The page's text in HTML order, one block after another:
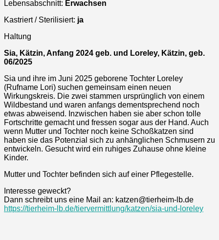
Lebensabschnitt: Erwachsen
Kastriert / Sterilisiert: ja
Haltung
Sia, Kätzin, Anfang 2024 geb. und Loreley, Kätzin, geb.
06/2025
Sia und ihre im Juni 2025 geborene Tochter Loreley
(Rufname Lori) suchen gemeinsam einen neuen
Wirkungskreis. Die zwei stammen ursprünglich von einem
Wildbestand und waren anfangs dementsprechend noch
etwas abweisend. Inzwischen haben sie aber schon tolle
Fortschritte gemacht und fressen sogar aus der Hand. Auch
wenn Mutter und Tochter noch keine Schoßkatzen sind
haben sie das Potenzial sich zu anhänglichen Schmusern zu
entwickeln. Gesucht wird ein ruhiges Zuhause ohne kleine
Kinder.
Mutter und Tochter befinden sich auf einer Pflegestelle.
Interesse geweckt?
Dann schreibt uns eine Mail an: katzen@tierheim-lb.de
https://tierheim-lb.de/tiervermittlung/katzen/sia-und-loreley